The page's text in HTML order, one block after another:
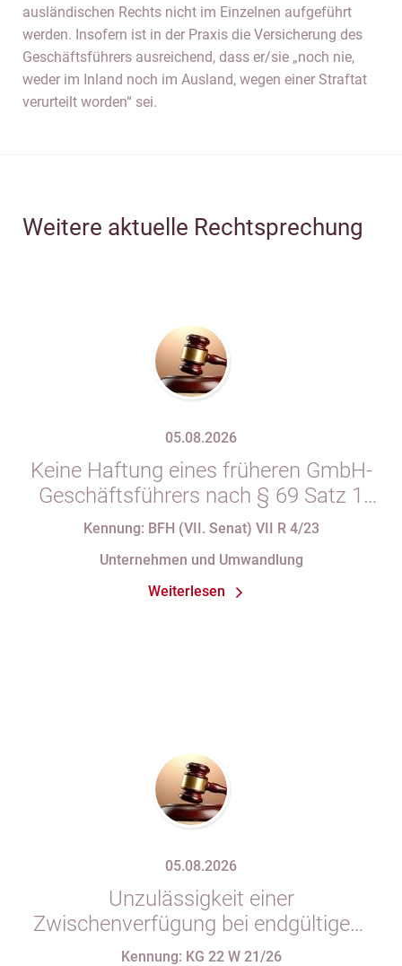
ausländischen Rechts nicht im Einzelnen aufgeführt
werden. Insofern ist in der Praxis die Versicherung des
Geschäftsführers ausreichend, dass er/sie „noch nie,
weder im Inland noch im Ausland, wegen einer Straftat
verurteilt worden“ sei.
Weitere aktuelle Rechtsprechung
05.08.2026
Keine Haftung eines früheren GmbH-
Geschäftsführers nach § 69 Satz 1
i.V.m. § 34 Abs. 1 AO nach Verlust
Eintragung im Handelsregister
Kennung: BFH (VII. Senat) VII R 4/23
Unternehmen und Umwandlung
Weiterlesen
05.08.2026
Unzulässigkeit einer
Zwischenverfügung bei endgültigem
Eintragungshindernis und
Kennung: KG 22 W 21/26